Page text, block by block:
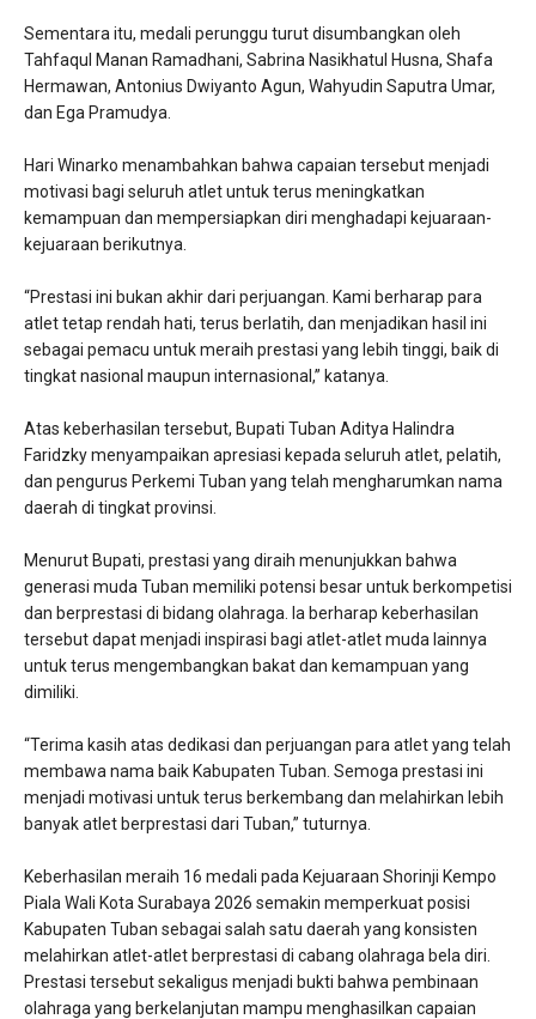
Sementara itu, medali perunggu turut disumbangkan oleh
Tahfaqul Manan Ramadhani, Sabrina Nasikhatul Husna, Shafa
Hermawan, Antonius Dwiyanto Agun, Wahyudin Saputra Umar,
dan Ega Pramudya.
Hari Winarko menambahkan bahwa capaian tersebut menjadi
motivasi bagi seluruh atlet untuk terus meningkatkan
kemampuan dan mempersiapkan diri menghadapi kejuaraan-
kejuaraan berikutnya.
“Prestasi ini bukan akhir dari perjuangan. Kami berharap para
atlet tetap rendah hati, terus berlatih, dan menjadikan hasil ini
sebagai pemacu untuk meraih prestasi yang lebih tinggi, baik di
tingkat nasional maupun internasional,” katanya.
Atas keberhasilan tersebut, Bupati Tuban Aditya Halindra
Faridzky menyampaikan apresiasi kepada seluruh atlet, pelatih,
dan pengurus Perkemi Tuban yang telah mengharumkan nama
daerah di tingkat provinsi.
Menurut Bupati, prestasi yang diraih menunjukkan bahwa
generasi muda Tuban memiliki potensi besar untuk berkompetisi
dan berprestasi di bidang olahraga. Ia berharap keberhasilan
tersebut dapat menjadi inspirasi bagi atlet-atlet muda lainnya
untuk terus mengembangkan bakat dan kemampuan yang
dimiliki.
“Terima kasih atas dedikasi dan perjuangan para atlet yang telah
membawa nama baik Kabupaten Tuban. Semoga prestasi ini
menjadi motivasi untuk terus berkembang dan melahirkan lebih
banyak atlet berprestasi dari Tuban,” tuturnya.
Keberhasilan meraih 16 medali pada Kejuaraan Shorinji Kempo
Piala Wali Kota Surabaya 2026 semakin memperkuat posisi
Kabupaten Tuban sebagai salah satu daerah yang konsisten
melahirkan atlet-atlet berprestasi di cabang olahraga bela diri.
Prestasi tersebut sekaligus menjadi bukti bahwa pembinaan
olahraga yang berkelanjutan mampu menghasilkan capaian